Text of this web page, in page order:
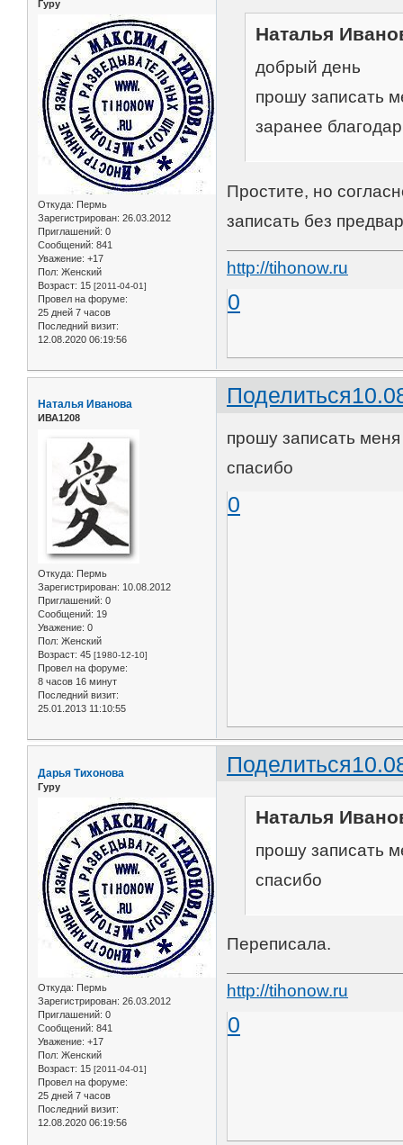
Гуру
Откуда: Пермь
Зарегистрирован: 26.03.2012
Приглашений: 0
Сообщений: 841
Уважение: +17
Пол: Женский
Возраст: 15 [2011-04-01]
Провел на форуме:
25 дней 7 часов
Последний визит:
12.08.2020 06:19:56
Наталья
добрый день
прошу записать
заранее
Простите, но
записать без
http://tihonow.ru
0
Поделиться
Наталья Иванова
ИВА1208
Откуда: Пермь
Зарегистрирован: 10.08.2012
Приглашений: 0
Сообщений: 19
Уважение: 0
Пол: Женский
Возраст: 45 [1980-12-10]
Провел на форуме:
8 часов 16 минут
Последний визит:
25.01.2013 11:10:55
прошу записать
спасибо
0
Поделиться
Дарья Тихонова
Гуру
Откуда: Пермь
Зарегистрирован: 26.03.2012
Приглашений: 0
Сообщений: 841
Уважение: +17
Пол: Женский
Возраст: 15 [2011-04-01]
Провел на форуме:
25 дней 7 часов
Последний визит:
12.08.2020 06:19:56
Наталья
прошу записать
спасибо
Переписала.
http://tihonow.ru
0